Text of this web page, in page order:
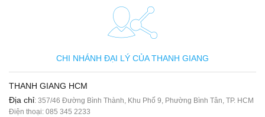
CHI NHÁNH ĐẠI LÝ CỦA THANH GIANG
THANH GIANG HCM
Địa chỉ: 357/46 Đường Bình Thành, Khu Phố 9, Phường Bình Tân, TP. HCM
Điện thoại: 085 345 2233